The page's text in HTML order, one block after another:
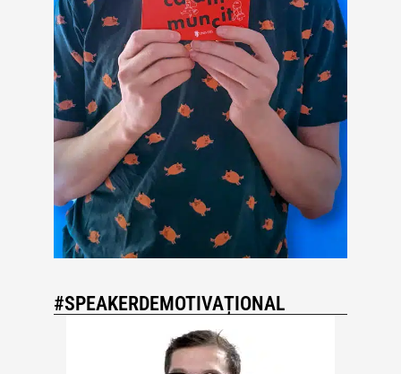
#SPEAKERDEMOTIVAȚIONAL